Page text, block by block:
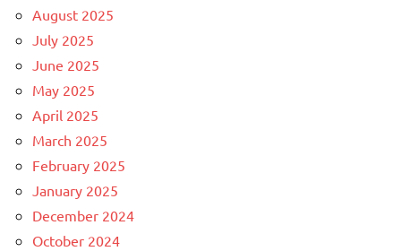
August 2025
July 2025
June 2025
May 2025
April 2025
March 2025
February 2025
January 2025
December 2024
October 2024